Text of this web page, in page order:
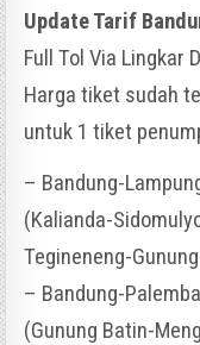
Update Tarif
Full Tol Via Lingkar
Harga tiket sudah
untuk 1 tiket
– Bandung-
(Kalianda-
Tegineneng-
– Bandung-
(Gunung Batin-